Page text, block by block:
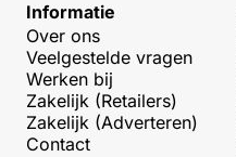
Informatie
Over ons
Veelgestelde vragen
Werken bij
Zakelijk (Retailers)
Zakelijk (Adverteren)
Contact